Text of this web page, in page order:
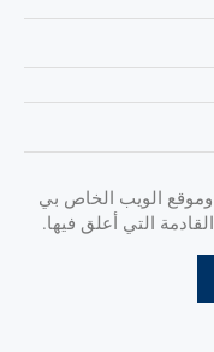
الويب الخاص بي
التي أعلق فيها.